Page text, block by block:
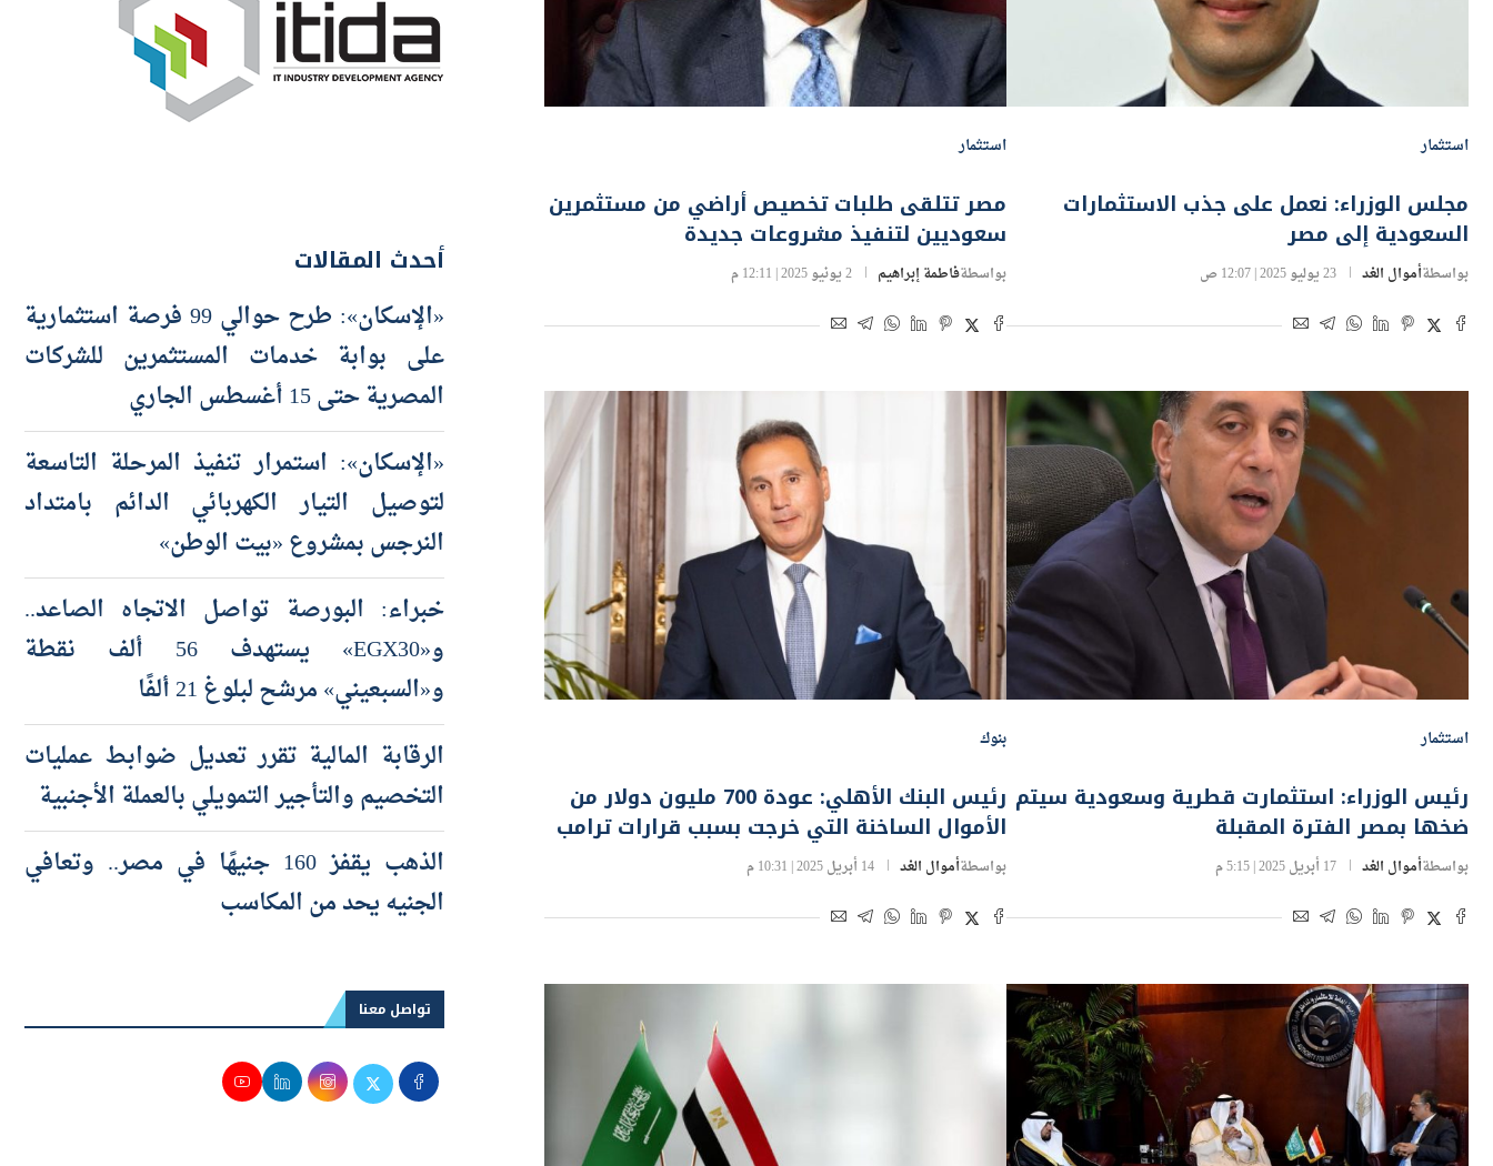
استثمار
مجلس الوزراء: نعمل على جذب الاستثمارات
السعودية إلى مصر
بواسطةأموال الغد 23 يوليو 2025 | 12:07 ص
استثمار
مصر تتلقى طلبات تخصيص أراضي من مستثمرين
سعوديين لتنفيذ مشروعات جديدة
بواسطةفاطمة إبراهيم 2 يونيو 2025 | 12:11 م
استثمار
رئيس الوزراء: استثمارت قطرية وسعودية سيتم
ضخها بمصر الفترة المقبلة
بواسطةأموال الغد 17 أبريل 2025 | 5:15 م
بنوك
رئيس البنك الأهلي: عودة 700 مليون دولار من
الأموال الساخنة التي خرجت بسبب قرارات ترامب
بواسطةأموال الغد 14 أبريل 2025 | 10:31 م
أحدث المقالات
«الإسكان»: طرح حوالي 99 فرصة استثمارية
على بوابة خدمات المستثمرين للشركات
المصرية حتى 15 أغسطس الجاري
«الإسكان»: استمرار تنفيذ المرحلة التاسعة
لتوصيل التيار الكهربائي الدائم بامتداد
النرجس بمشروع «بيت الوطن»
خبراء: البورصة تواصل الاتجاه الصاعد..
و«EGX30» يستهدف 56 ألف نقطة
و«السبعيني» مرشح لبلوغ 21 ألفًا
الرقابة المالية تقرر تعديل ضوابط عمليات
التخصيم والتأجير التمويلي بالعملة الأجنبية
الذهب يقفز 160 جنيهًا في مصر.. وتعافي
الجنيه يحد من المكاسب
تواصل معنا